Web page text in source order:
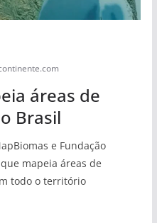
áreas de
Brasil
e Fundação
mapeia áreas de
todo o território